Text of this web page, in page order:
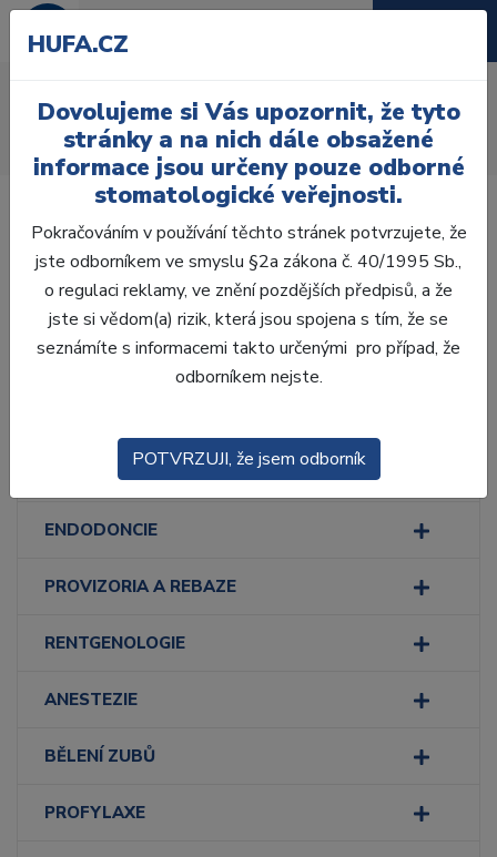
Úvod Ordinace Přístroje
Násadce a mikromotory
Rovné násadce
Laboratoř
Ordinace
ENDODONCIE
PROVIZORIA A REBAZE
RENTGENOLOGIE
ANESTEZIE
BĚLENÍ ZUBŮ
PROFYLAXE
HUFA.CZ
Dovolujeme si Vás upozornit, že tyto
stránky a na nich dále obsažené
informace jsou určeny pouze odborné
stomatologické veřejnosti.
Pokračováním v používání těchto stránek potvrzujete, že
jste odborníkem ve smyslu §2a zákona č. 40/1995 Sb.,
o regulaci reklamy, ve znění pozdějších předpisů, a že
jste si vědom(a) rizik, která jsou spojena s tím, že se
seznámíte s informacemi takto určenými pro případ, že
odborníkem nejste.
POTVRZUJI, že jsem odborník